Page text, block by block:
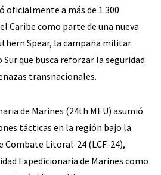
oficialmente a más de 1.300
Caribe como parte de una nueva
Spear, la campaña militar
que busca reforzar la seguridad
transnacionales.
de Marines (24th MEU) asumió
tácticas en la región bajo la
Combate Litoral-24 (LCF-24),
Expedicionaria de Marines como